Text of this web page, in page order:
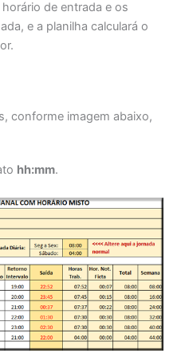
de entrada e os
e a planilha calculará o
conforme imagem abaixo,
hh:mm.